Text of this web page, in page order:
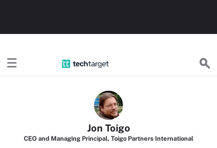
Jon Toigo
CEO and Managing Principal, Toigo Partners International